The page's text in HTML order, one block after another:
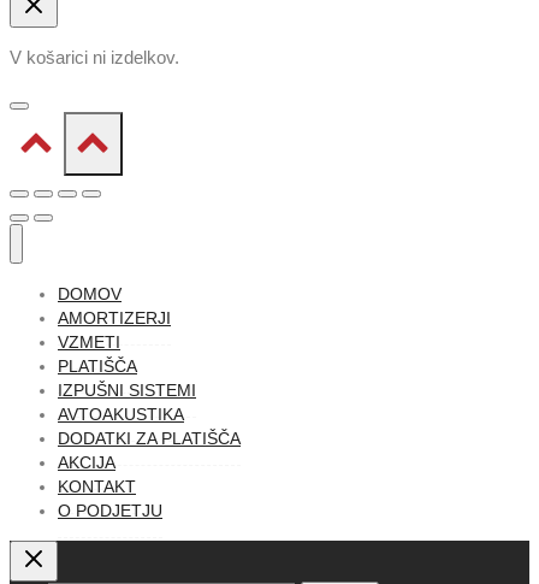
V košarici ni izdelkov.
DOMOV
AMORTIZERJI
VZMETI
PLATIŠČA
IZPUŠNI SISTEMI
AVTOAKUSTIKA
DODATKI ZA PLATIŠČA
AKCIJA
KONTAKT
O PODJETJU